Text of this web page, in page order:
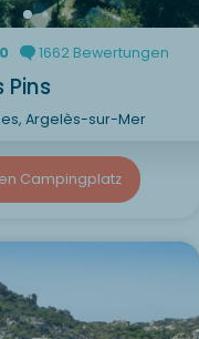
1662 Bewertungen
Pins
Argelès-sur-Mer
Campingplatz